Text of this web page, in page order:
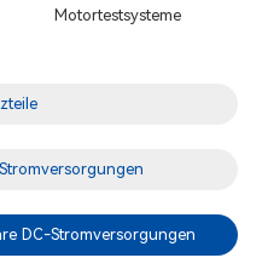
Motortestsysteme
DC-Stromversorgungen